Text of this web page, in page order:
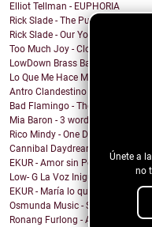
Únete a
no
Elliot Tellman - EUPHORIA
Rick Slade - The Pub was our Gym
Rick Slade - Our Youngsters
Too Much Joy - Clowns (but Ska)
LowDown Brass Band - Echoes of
Lo Que Me Hace Mal - Matanza
Antro Clandestino - Playa y Sol
Bad Flamingo - The Fruit
Mia Baron - 3 words
Rico Mindy - One Day I...
Cannibal Daydream - Baby, Can't
EKUR - Amor sin Permiso (Love
Low- G La Voz Inigualable -
EKUR - María lo quiero Todo
Osmunda Music - Spread the
Ronang Furlong - All That I